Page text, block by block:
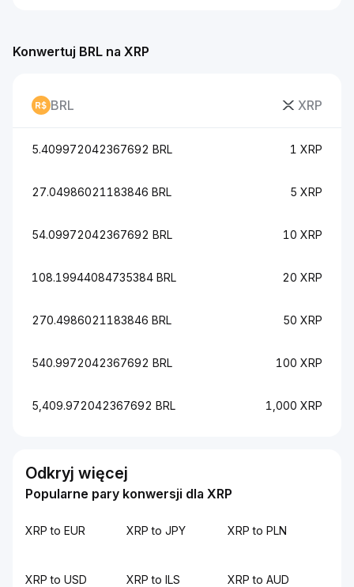
Konwertuj BRL na XRP
BRL XRP
5.409972042367692 BRL 1 XRP
27.04986021183846 BRL 5 XRP
54.09972042367692 BRL 10 XRP
108.19944084735384 BRL 20 XRP
270.4986021183846 BRL 50 XRP
540.9972042367692 BRL 100 XRP
5,409.972042367692 BRL 1,000 XRP
Odkryj więcej
Popularne pary konwersji dla XRP
XRP to EUR XRP to JPY XRP to PLN
XRP to USD XRP to ILS XRP to AUD